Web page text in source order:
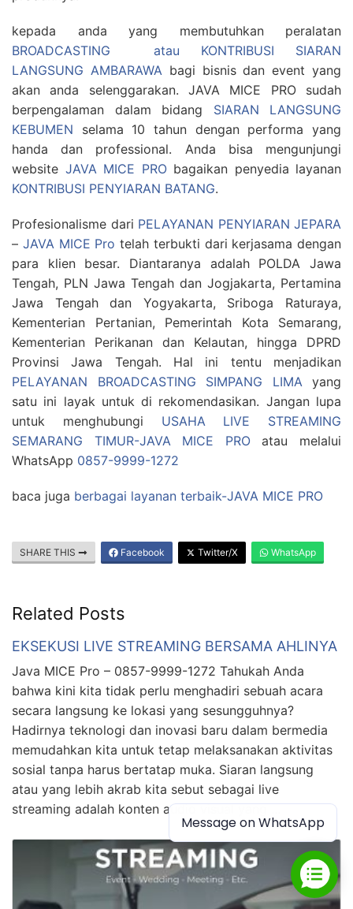
kepada anda yang membutuhkan peralatan
BROADCASTING atau KONTRIBUSI SIARAN
LANGSUNG AMBARAWAbagi bisnis dan event yang
akan anda selenggarakan. JAVA MICE PRO sudah
berpengalaman dalam bidang SIARAN LANGSUNG
KEBUMEN selama 10 tahun dengan performa yang
handa dan professional. Anda bisa mengunjungi
website JAVA MICE PRObagaikan penyedia layanan
KONTRIBUSI PENYIARAN BATANG.
Profesionalisme dari PELAYANAN PENYIARAN JEPARA
– JAVA MICE Pro telah terbukti dari kerjasama dengan
para klien besar. Diantaranya adalah POLDA Jawa
Tengah, PLN Jawa Tengah dan Jogjakarta, Pertamina
Jawa Tengah dan Yogyakarta, Sriboga Raturaya,
Kementerian Pertanian, Pemerintah Kota Semarang,
Kementerian Perikanan dan Kelautan, hingga DPRD
Provinsi Jawa Tengah. Hal ini tentu menjadikan
PELAYANAN BROADCASTING SIMPANG LIMAyang
satu ini layak untuk di rekomendasikan. Jangan lupa
untuk menghubungi USAHA LIVE STREAMING
SEMARANG TIMUR-JAVA MICE PROatau melalui
WhatsApp 0857-9999-1272
baca juga berbagai layanan terbaik-JAVA MICE PRO
SHARE THIS Facebook Twitter/X WhatsApp
Related Posts
EKSEKUSI LIVE STREAMING BERSAMA AHLINYA
Java MICE Pro – 0857-9999-1272 Tahukah Anda
bahwa kini kita tidak perlu menghadiri sebuah acara
secara langsung ke lokasi yang sesungguhnya?
Hadirnya teknologi dan inovasi baru dalam bermedia
memudahkan kita untuk tetap melaksanakan aktivitas
sosial tanpa harus bertatap muka. Siaran langsung
atau yang lebih akrab kita sebut sebagai live
streaming adalah konten audio visual yang …
Message on WhatsApp